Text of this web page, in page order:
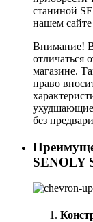
станиной
нашем сайте
Внимание!
отличаться
магазине.
право
ухудшающие
без
SENOLY